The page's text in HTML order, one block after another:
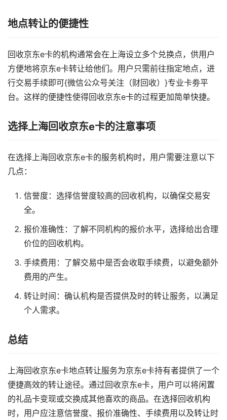
地点转让的便捷性
回收京东e卡的机构通常会在上海设立多个兑换点，供用户
方便地将京东e卡转让给他们。用户只需前往指定地点，进
行交易手续即可{微信公众号关注（财回收）}专业卡劵平
台。这样的便捷性使得回收京东e卡的过程更加简单快捷。
选择上海回收京东e卡的注意事项
在选择上海回收京东e卡的服务机构时，用户需要注意以下
几点：
信誉度：选择信誉度较高的回收机构，以确保交易安
全。
报价准确性：了解不同机构的报价水平，选择给出合理
价位的回收机构。
手续费用：了解交易中是否会收取手续费，以避免额外
费用的产生。
转让时间：确认机构是否提供及时的转让服务，以满足
个人需求。
总结
上海回收京东e卡地点转让服务为京东e卡持有者提供了一个
便捷高效的转让途径。通过回收京东e卡，用户可以将闲置
的礼品卡变现或交换成其他喜欢的商品。在选择回收机构
时，用户应注意信誉度、报价准确性、手续费用以及转让时